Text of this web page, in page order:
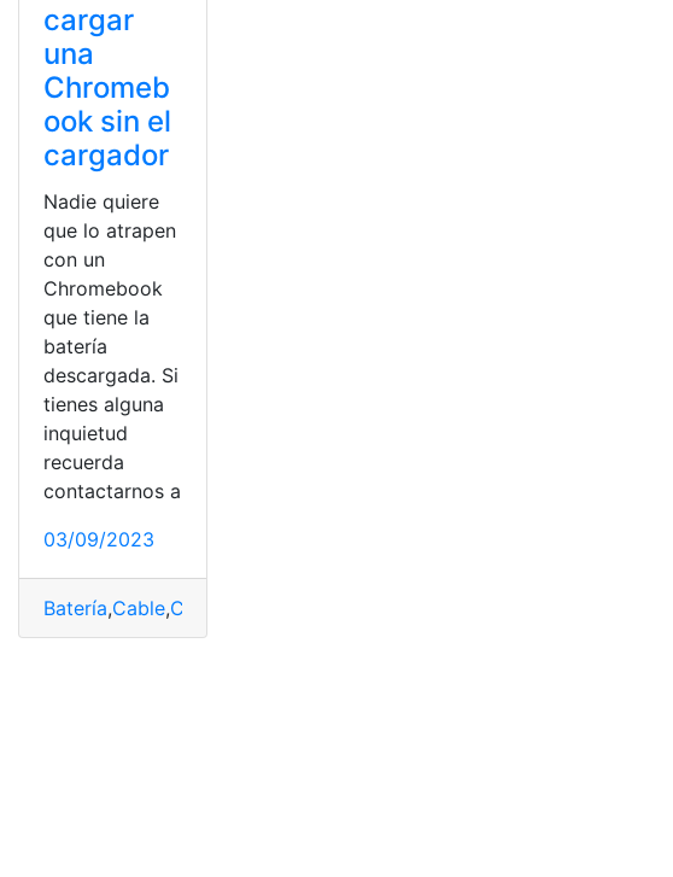
cargar
una
Chromeb
ook sin el
cargador
Nadie quiere
que lo atrapen
con un
Chromebook
que tiene la
batería
descargada. Si
tienes alguna
inquietud
recuerda
contactarnos a
03/09/2023
Batería,Cable,Cable tipo C